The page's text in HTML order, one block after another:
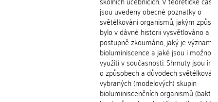
jsou uvedeny obecné poznatky o
světélkování organismů, jakým
bylo v dávné historii vysvětlováno a
postupně zkoumáno, jaký je význam
bioluminiscence a jaké jsou i
využití v současnosti. Shrnuty jsou
o způsobech a důvodech
vybraných (modelových) skupin
bioluminiscenčních organismů